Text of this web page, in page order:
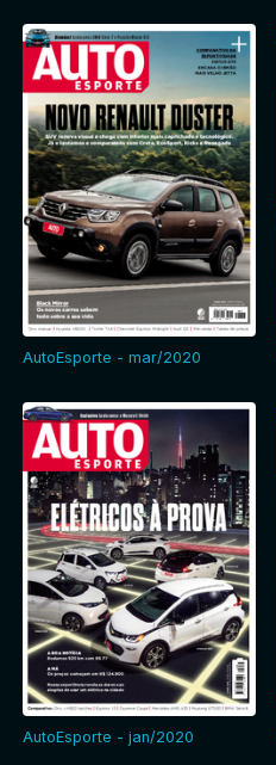
AutoEsporte - mar/2020
AutoEsporte - jan/2020